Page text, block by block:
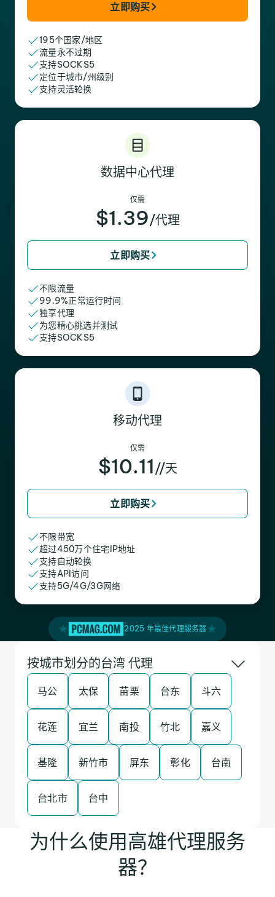
立即购买
195个国家/地区
流量永不过期
支持SOCKS5
定位于城市/州级别
支持灵活轮换
数据中心代理
仅需
$1.39/代理
立即购买
不限流量
99.9%正常运行时间
独享代理
为您精心挑选并测试
支持SOCKS5
移动代理
仅需
$10.11 //天
立即购买
不限带宽
超过450万个住宅IP地址
支持自动轮换
支持API访问
支持5G/4G/3G网络
2025 年最佳代理服务器
按城市划分的台湾 代理
马公 太保 苗栗 台东 斗六
花莲 宜兰 南投 竹北 嘉义
基隆 新竹市 屏东 彰化 台南
台北市 台中
为什么使用高雄代理服务
器？